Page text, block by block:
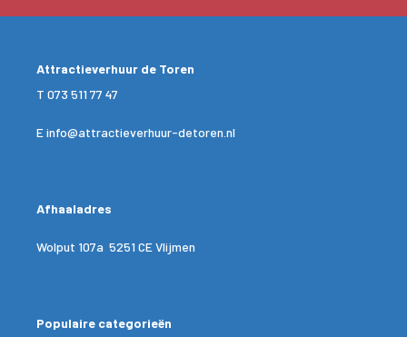
Attractieverhuur de Toren
T 073 511 77 47
Einfo@attractieverhuur-detoren.nl
Afhaaladres
Wolput 107a 5251 CE Vlijmen
Populaire categorieën